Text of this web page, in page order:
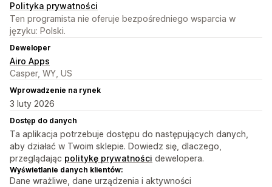
Polityka prywatności
Ten programista nie oferuje bezpośredniego wsparcia w
języku: Polski.
Deweloper
Airo Apps
Casper, WY, US
Wprowadzenie na rynek
3 luty 2026
Dostęp do danych
Ta aplikacja potrzebuje dostępu do następujących danych,
aby działać w Twoim sklepie. Dowiedz się, dlaczego,
przeglądając politykę prywatności dewelopera.
Wyświetlanie danych klientów:
Dane wrażliwe, dane urządzenia i aktywności